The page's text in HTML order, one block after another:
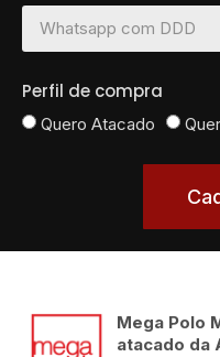
Perfil de compra
Quero Atacado
Mega Polo
atacado da